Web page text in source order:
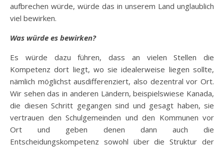
aufbrechen würde, würde das in unserem Land unglaublich
viel bewirken.
Was würde es bewirken?
Es würde dazu führen, dass an vielen Stellen die
Kompetenz dort liegt, wo sie idealerweise liegen sollte,
nämlich möglichst ausdifferenziert, also dezentral vor Ort.
Wir sehen das in anderen Ländern, beispielswiese Kanada,
die diesen Schritt gegangen sind und gesagt haben, sie
vertrauen den Schulgemeinden und den Kommunen vor
Ort und geben denen dann auch die
Entscheidungskompetenz sowohl über die Struktur der